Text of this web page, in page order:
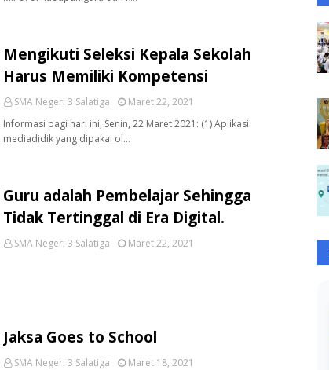
Mengikuti Seleksi Kepala Sekolah
Harus Memiliki Kompetensi
SMA Negeri 3 Salatiga
Maret 22, 2021
Informasi pagi hari ini, Senin, 22 Maret 2021: (1) Aplikasi
mediadidik yang dipakai ol…
Guru adalah Pembelajar Sehingga
Tidak Tertinggal di Era Digital.
SMA Negeri 3 Salatiga Maret 22, 2021
Jaksa Goes to School
SMA Negeri 3 Salatiga Maret 18, 2021